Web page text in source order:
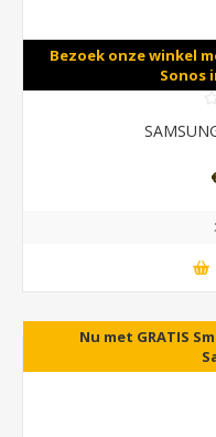
Bezoek onze winkel
Sonos
Nu met GRATIS